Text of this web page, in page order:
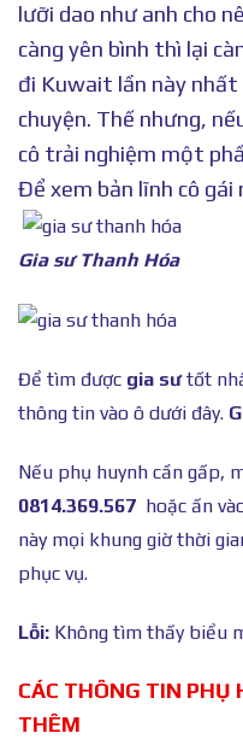
lưỡi dao như anh cho
càng yên bình thì lại
đi Kuwait lần này
chuyện. Thế nhưng,
cô trải nghiệm một
Để xem bản lĩnh cô gái
Gia sư Thanh Hóa
Để tìm được gia sưtốt
thông tin vào ô dưới đây.
Nếu phụ huynh cần gấp,
0814.369.567 hoặc ấn
này mọi khung giờ thời
phục vụ.
Lỗi: Không tìm thấy biểu
CÁC THÔNG TIN PHỤ
THÊM